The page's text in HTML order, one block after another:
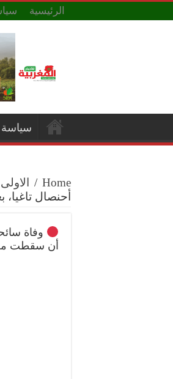
الرئيسية
سياسة
Home
/ الاولى
أحنصال تاغيا، بعد
أن سقطت من حوالي 100